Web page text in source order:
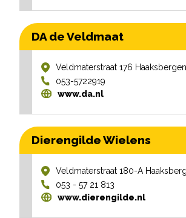
DA de Veldmaat
Veldmaterstraat 176 Haaksbergen
053-5722919
www.da.nl
Dierengilde Wielens
Veldmaterstraat 180-A
053 - 57 21 813
www.dierengilde.nl